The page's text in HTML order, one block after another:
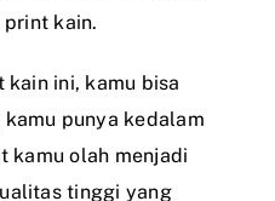
kain.
kain ini, kamu bisa
punya kedalam
kamu olah menjadi
tinggi yang